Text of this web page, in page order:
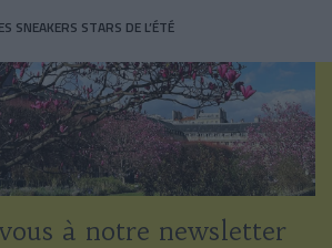
SNEAKERS STARS DE L’ÉTÉ
à notre newsletter